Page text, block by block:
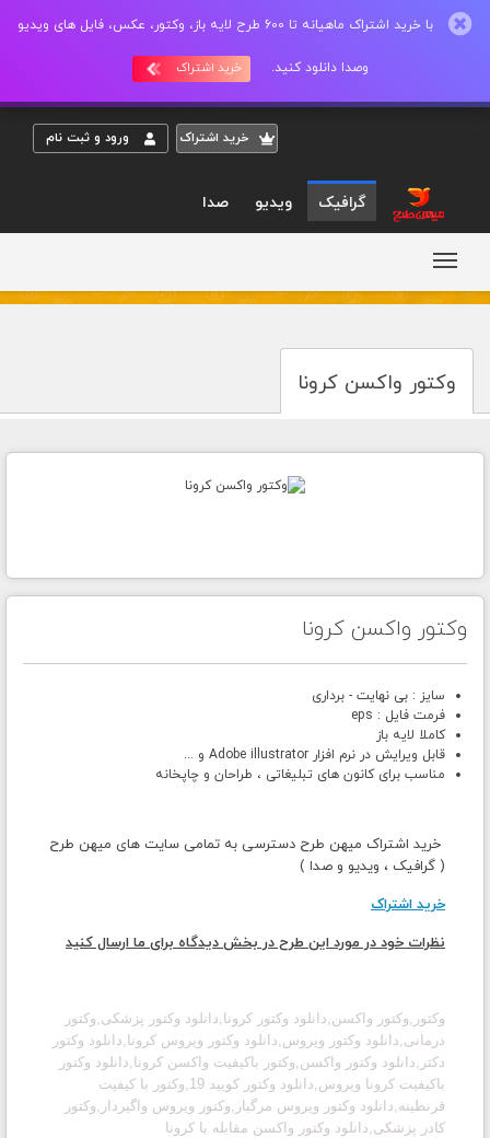
با خرید اشتراک ماهیانه تا 600 طرح لایه باز، وکتور، عکس، فایل های ویدیو
وصدا دانلود کنید. خرید اشتراک
خريد اشتراک ورود و ثبت نام
گرافیک ویدیو صدا
وکتور واکسن کرونا
وکتور واکسن کرونا
سایز : بی نهایت - برداری
فرمت فایل : eps
کاملا لایه باز
قابل ویرایش در نرم افزار Adobe illustrator و ...
مناسب برای کانون های تبلیغاتی ، طراحان و چاپخانه
خرید اشتراک میهن طرح دسترسی به تمامی سایت های میهن طرح
( گرافیک ، ویدیو و صدا )
خرید اشتراک
نظرات خود در مورد این طرح در بخش دیدگاه برای ما ارسال کنید
وکتور,وکتور واکسن,دانلود وکتور کرونا,دانلود وکتور پزشکی,وکتور
درمانی,دانلود وکتور ویروس,دانلود وکتور ویروس کرونا,دانلود وکتور
دکتر,دانلود وکتور واکسن,وکتور باکیفیت واکسن کرونا,دانلود وکتور
باکیفیت کرونا ویروس,دانلود وکتور کویید 19,وکتور با کیفیت
قرنطینه,دانلود وکتور ویروس مرگبار,وکتور ویروس واگیردار,وکتور
کادر پزشکی,دانلود وکتور واکسن مقابله با کرونا